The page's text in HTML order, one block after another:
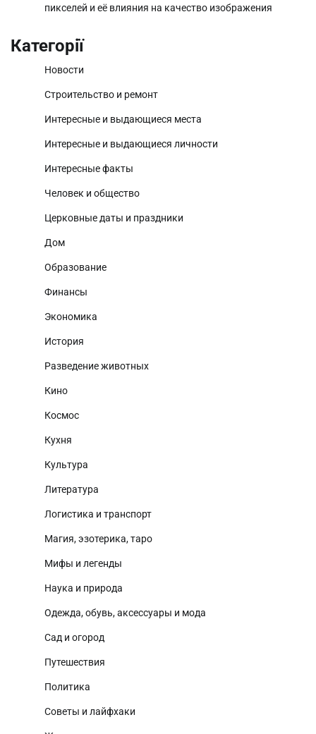
пикселей и её влияния на качество изображения
Категорії
Новости
Строительство и ремонт
Интересные и выдающиеся места
Интересные и выдающиеся личности
Интересные факты
Человек и общество
Церковные даты и праздники
Дом
Образование
Финансы
Экономика
История
Разведение животных
Кино
Космос
Кухня
Культура
Литература
Логистика и транспорт
Магия, эзотерика, таро
Мифы и легенды
Наука и природа
Одежда, обувь, аксессуары и мода
Сад и огород
Путешествия
Политика
Советы и лайфхаки